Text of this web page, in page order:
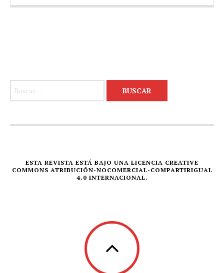
ESTA REVISTA ESTÁ BAJO UNA LICENCIA CREATIVE
COMMONS ATRIBUCIÓN-NOCOMERCIAL-COMPARTIRIGUAL
4.0 INTERNACIONAL.